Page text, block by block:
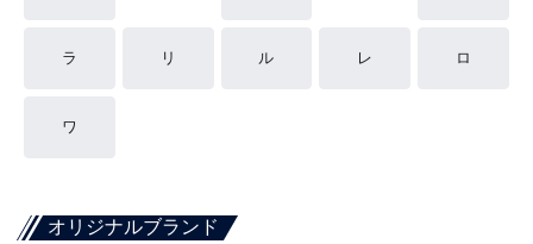
ラ リ ル レ ロ
ワ
オリジナルブランド